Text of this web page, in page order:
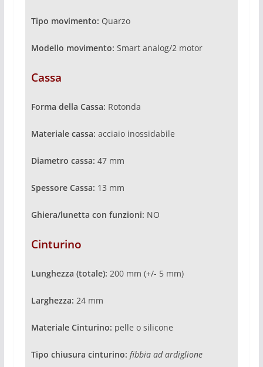
Tipo movimento: Quarzo
Modello movimento: Smart analog/2 motor
Cassa
Forma della Cassa: Rotonda
Materiale cassa: acciaio inossidabile
Diametro cassa: 47 mm
Spessore Cassa: 13 mm
Ghiera/lunetta con funzioni: NO
Cinturino
Lunghezza (totale): 200 mm (+/- 5 mm)
Larghezza: 24 mm
Materiale Cinturino: pelle o silicone
Tipo chiusura cinturino: fibbia ad ardiglione